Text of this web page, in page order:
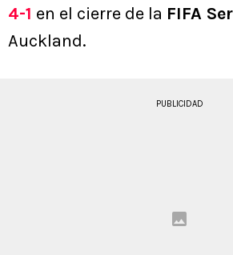
4-1 en el cierre de la FIFA
Auckland.
PUBLICIDAD